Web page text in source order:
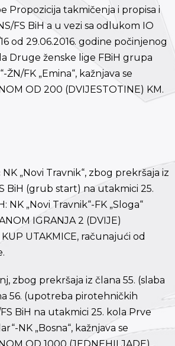
Propozicija takmičenja i propisa i
FS BiH a u vezi sa odlukom IO
od 29.06.2016. godine počinjenog
Druge ženske lige FBiH grupa
ŽN/FK „Emina“, kažnjava se
OD 200 (DVIJESTOTINE) KM.
NK „Novi Travnik“, zbog prekršaja iz
BiH (grub start) na utakmici 25.
NK „Novi Travnik“-FK „Sloga“
IGRANJA 2 (DVIJE)
UTAKMICE, računajući od
zbog prekršaja iz člana 55. (slaba
56. (upotreba pirotehničkih
BiH na utakmici 25. kola Prve
NK „Bosna“, kažnjava se
OD 1000 (JEDNEHILJADE)